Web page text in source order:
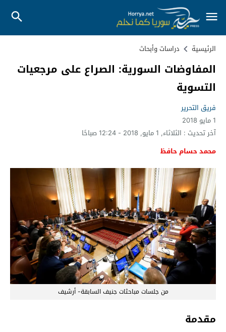
الرئيسية دراسات وأبحاث
المفاوضات السورية: الصراع على مرجعيات
التسوية
فريق التحرير
1 مايو 2018
آخر تحديث : الثلاثاء, 1 مايو, 2018 - 12:24 صباحًا
محمد حسام حافظ
من جلسات مباحثات جنيف السابقة- أرشيف
مقدمة